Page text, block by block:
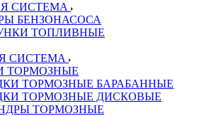
СИСТЕМА
БЕНЗОНАСОСА
ТОПЛИВНЫЕ
СИСТЕМА
ТОРМОЗНЫЕ
ТОРМОЗНЫЕ БАРАБАННЫЕ
ТОРМОЗНЫЕ ДИСКОВЫЕ
ТОРМОЗНЫЕ